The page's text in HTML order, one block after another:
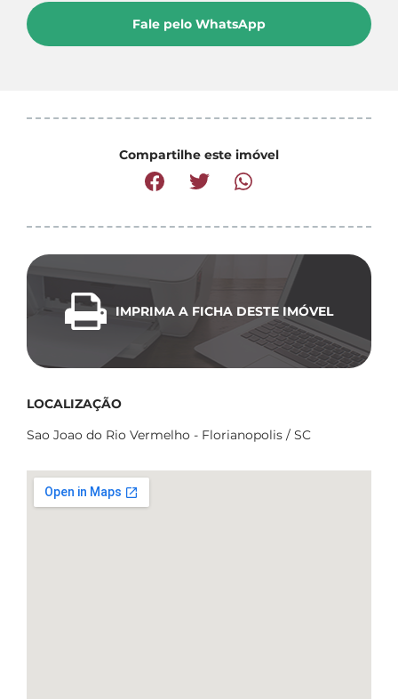
Fale pelo WhatsApp
Compartilhe este imóvel
IMPRIMA A FICHA DESTE IMÓVEL
LOCALIZAÇÃO
Sao Joao do Rio Vermelho - Florianopolis / SC